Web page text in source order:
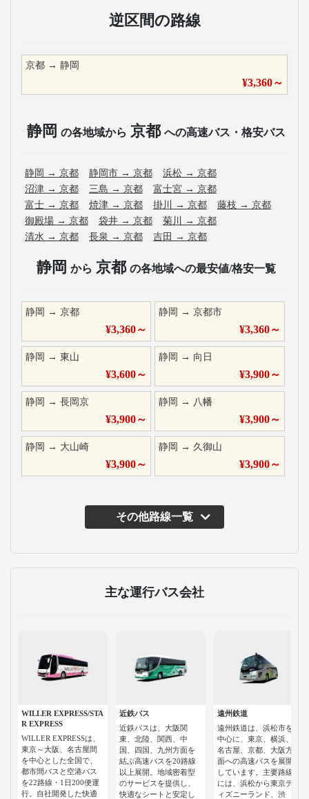
逆区間の路線
京都 → 静岡
¥3,360～
静岡 の各地域から 京都 への高速バス・格安バス
静岡 → 京都 静岡市 → 京都 浜松 → 京都
沼津 → 京都 三島 → 京都 富士宮 → 京都
富士 → 京都 焼津 → 京都 掛川 → 京都 藤枝 → 京都
御殿場 → 京都 袋井 → 京都 菊川 → 京都
清水 → 京都 長泉 → 京都 吉田 → 京都
静岡 から 京都 の各地域への最安値/格安一覧
静岡 → 京都
¥3,360～
静岡 →京都市
¥3,360～
静岡 → 東山
¥3,600～
静岡 → 向日
¥3,900～
静岡 → 長岡京
¥3,900～
静岡 → 八幡
¥3,900～
静岡 → 大山崎
¥3,900～
静岡 → 久御山
¥3,900～
その他路線一覧
主な運行バス会社
WILLER EXPRESS/STA
R EXPRESS
WILLER EXPRESSは、
東京～大阪、名古屋間
を中心とした全国で、
都市間バスと空港バス
を22路線・1日200便運
行。自社開発した快適
近鉄バス
近鉄バスは、大阪関
東、北陸、関西、中
国、四国、九州方面を
結ぶ高速バスを20路線
以上展開。地域密着型
のサービスを提供し、
快適なシートと安定し
遠州鉄道
遠州鉄道は、浜松市を
中心に、東京、横浜、
名古屋、京都、大阪方
面への高速バスを展開
しています。主要路線
には、浜松から東京デ
ィズニーランド、渋